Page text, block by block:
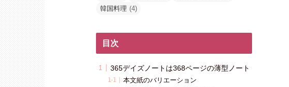
韓国料理 (4)
目次
365デイズノートは368ページの薄型ノート
本文紙のバリエーション